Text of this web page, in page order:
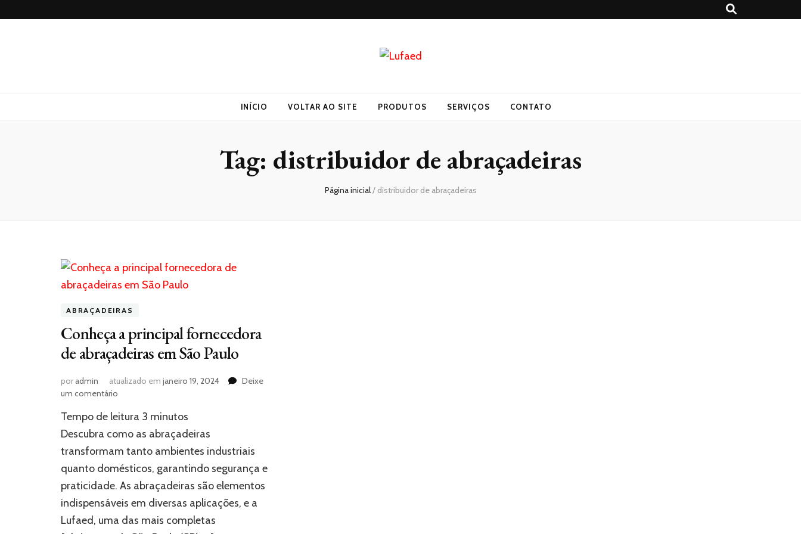
INÍCIO VOLTAR AO SITE PRODUTOS SERVIÇOS CONTATO
Tag: distribuidor de abraçadeiras
Página inicial/ distribuidor de abraçadeiras
ABRAÇADEIRAS
Conheça a principal fornecedora
de abraçadeiras em São Paulo
poradmin atualizado em janeiro 19, 2024
Deixe
um comentário
a
principal
de
abraçadeiras
em
São
Paulo
Tempo de leitura 3 minutos
Descubra como as abraçadeiras
transformam tanto ambientes industriais
quanto domésticos, garantindo segurança e
praticidade. As abraçadeiras são elementos
indispensáveis em diversas aplicações, e a
Lufaed, uma das mais completas